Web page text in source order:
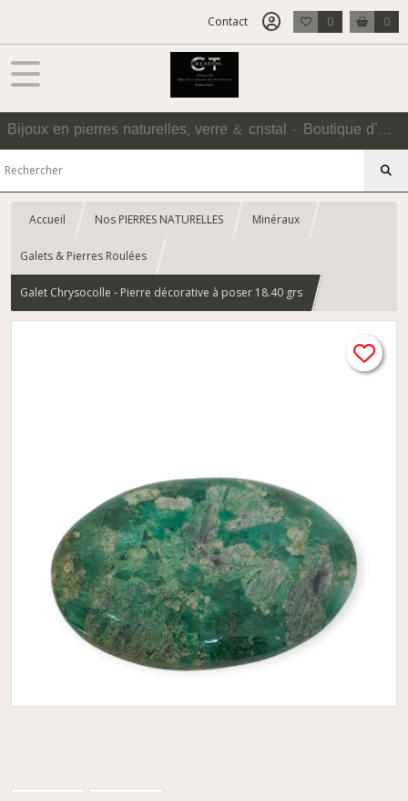
Contact 0 0
Bijoux en pierres naturelles, verre & cristal - Boutique d'Accessoires
Accueil Nos PIERRES NATURELLES Minéraux
Galets & Pierres Roulées
Galet Chrysocolle - Pierre décorative à poser 18.40 grs